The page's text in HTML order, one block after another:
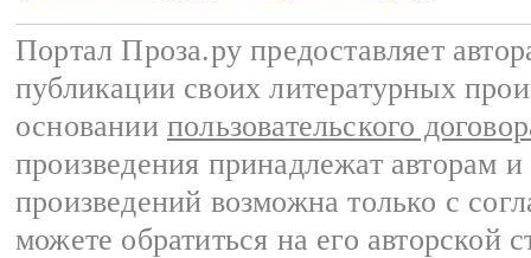
Портал Проза.ру предоставляет
публикации своих литературных
основании пользовательского
произведения принадлежат авторам
произведений возможна только с
можете обратиться на его авторской